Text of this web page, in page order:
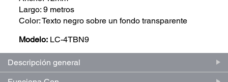
Largo: 9 metros
Color: Texto negro sobre un fondo transparente
Modelo: LC-4TBN9
Descripción general